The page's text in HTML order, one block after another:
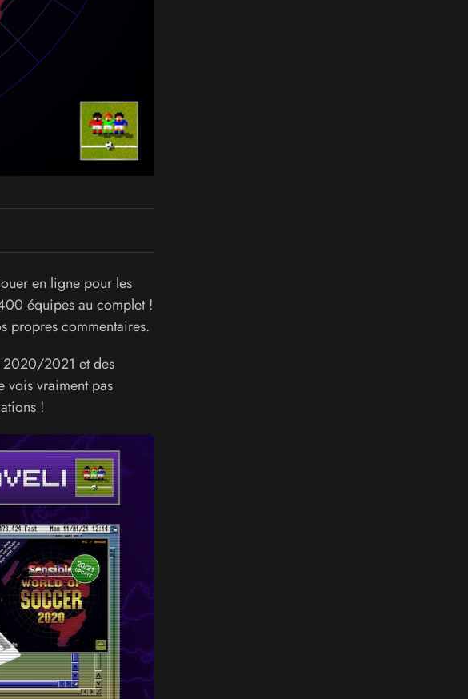
en ligne pour les
équipes au complet !
propres commentaires.
2020/2021 et des
vois vraiment pas
!